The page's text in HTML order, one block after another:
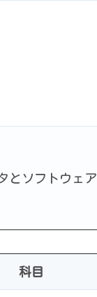
とソフトウェア
科目